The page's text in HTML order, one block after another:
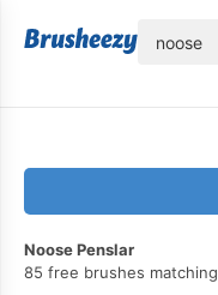
Noose Penslar
85 free brushes matching